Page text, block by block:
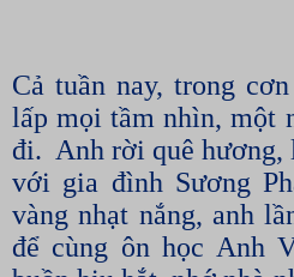
Cả tuần nay, trong
lấp mọi tầm nhìn, một
đi. Anh rời quê hương,
với gia đình Sương
vàng nhạt nắng, anh
để cùng ôn học Anh